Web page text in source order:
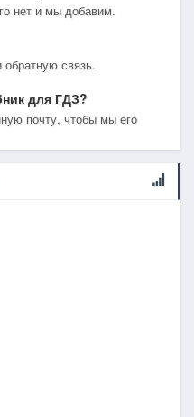
нет и мы добавим.
связь.
для ГДЗ?
почту, чтобы мы его